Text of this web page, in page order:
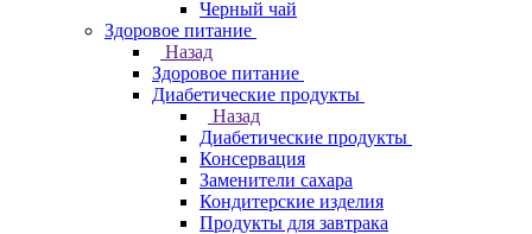
Черный чай
Здоровое питание
Назад
Здоровое питание
Диабетические продукты
Назад
Диабетические продукты
Консервация
Заменители сахара
Кондитерские изделия
Продукты для завтрака